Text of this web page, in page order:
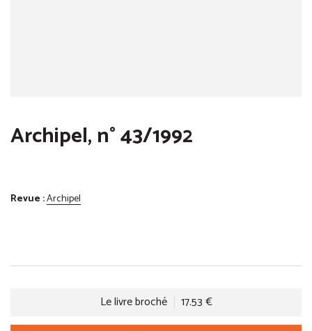
Archipel, n° 43/1992
Revue :Archipel
Le livre broché 17.53 €